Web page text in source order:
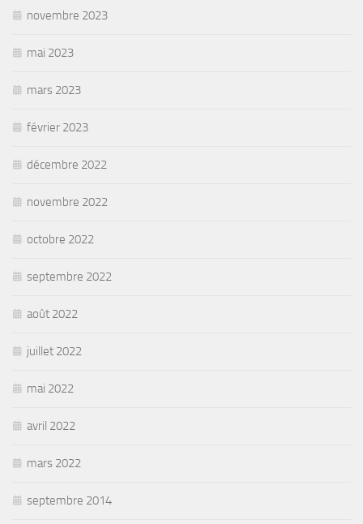
novembre 2023
mai 2023
mars 2023
février 2023
décembre 2022
novembre 2022
octobre 2022
septembre 2022
août 2022
juillet 2022
mai 2022
avril 2022
mars 2022
septembre 2014